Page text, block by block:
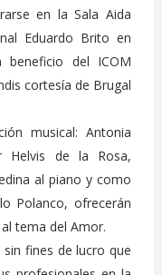
en la Sala Aida
Eduardo Brito en
del ICOM
cortesía de Brugal
musical: Antonia
Helvis de la Rosa,
al piano y como
Polanco, ofrecerán
tema del Amor.
fines de lucro que